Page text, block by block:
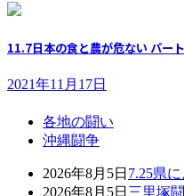
11.7日本の食と農が危ない パー
2021年11月17日
各地の闘い
沖縄闘争
2026年8月5日 7.25県
2026年8月5日 三里塚